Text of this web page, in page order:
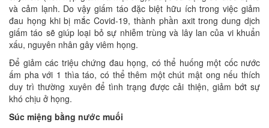
và cảm lạnh. Do vậy giấm táo đặc biệt hữu ích trong việc giảm
đau họng khi bị mắc Covid-19, thành phần axit trong dung dịch
giấm táo sẽ giúp loại bỏ sự nhiễm trùng và lây lan của vi khuẩn
xấu, nguyên nhân gây viêm họng.
Để giảm các triệu chứng đau họng, có thể huống một cốc nước
ấm pha với 1 thìa táo, có thể thêm một chút mật ong nếu thích
duy trì thường xuyên để tình trạng được cải thiện, giảm bớt sự
khó chịu ở họng.
Súc miệng bằng nước muối